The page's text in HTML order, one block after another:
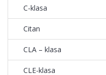
C-klasa
Citan
CLA – klasa
CLE-klasa